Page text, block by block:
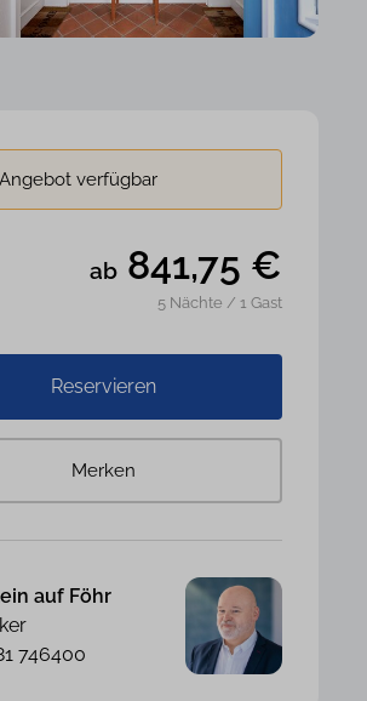
ab 841,75 €
5 Nächte / 1 Gast
Reservieren
Merken
auf Föhr
746400